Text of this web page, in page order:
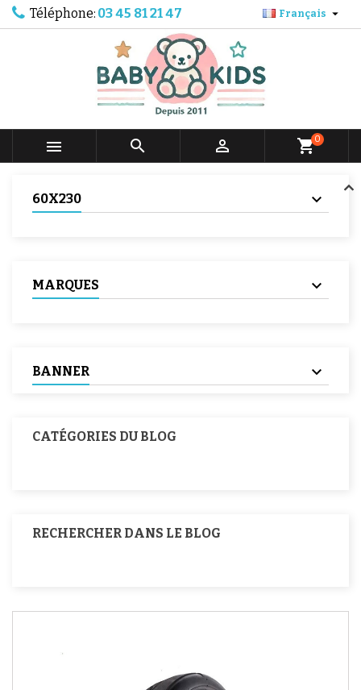
Téléphone: 03 45 81 21 47 Français 
   shopping_cart0
60X230
MARQUES
BANNER
CATÉGORIES DU BLOG
RECHERCHER DANS LE BLOG